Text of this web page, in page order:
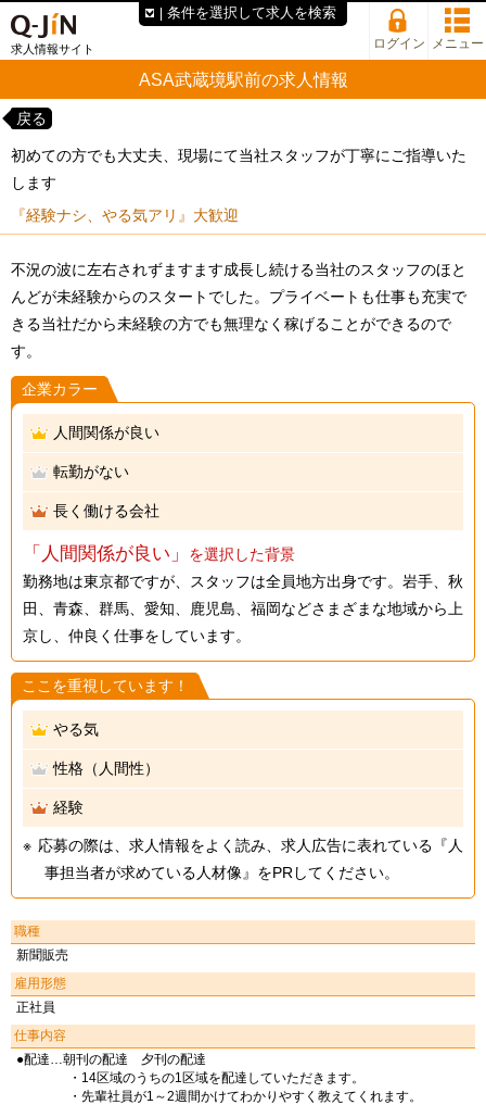
求人情報サイト ログイン メニュー
ASA武蔵境駅前の求人情報
戻る
初めての方でも大丈夫、現場にて当社スタッフが丁寧にご指導いた
します
『経験ナシ、やる気アリ』大歓迎
不況の波に左右されずますます成長し続ける当社のスタッフのほと
んどが未経験からのスタートでした。プライベートも仕事も充実で
きる当社だから未経験の方でも無理なく稼げることができるので
す。
企業カラー
人間関係が良い
転勤がない
長く働ける会社
「人間関係が良い」
を選択した背景
勤務地は東京都ですが、スタッフは全員地方出身です。岩手、秋
田、青森、群馬、愛知、鹿児島、福岡などさまざまな地域から上
京し、仲良く仕事をしています。
ここを重視しています！
やる気
性格（人間性）
経験
応募の際は、求人情報をよく読み、求人広告に表れている『人
事担当者が求めている人材像』をPRしてください。
職種
新聞販売
雇用形態
正社員
仕事内容
●配達…朝刊の配達 夕刊の配達
・14区域のうちの1区域を配達していただきます。
・先輩社員が1～2週間かけてわかりやすく教えてくれます。
条件を選択して求人を検索